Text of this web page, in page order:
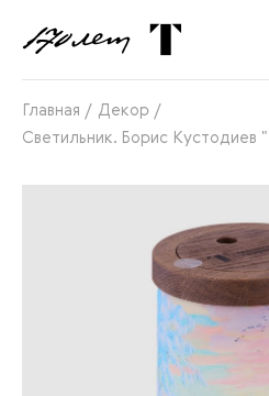
Главная / Декор /
Светильник. Борис Кустодиев